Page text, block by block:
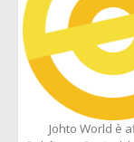
Johto World è